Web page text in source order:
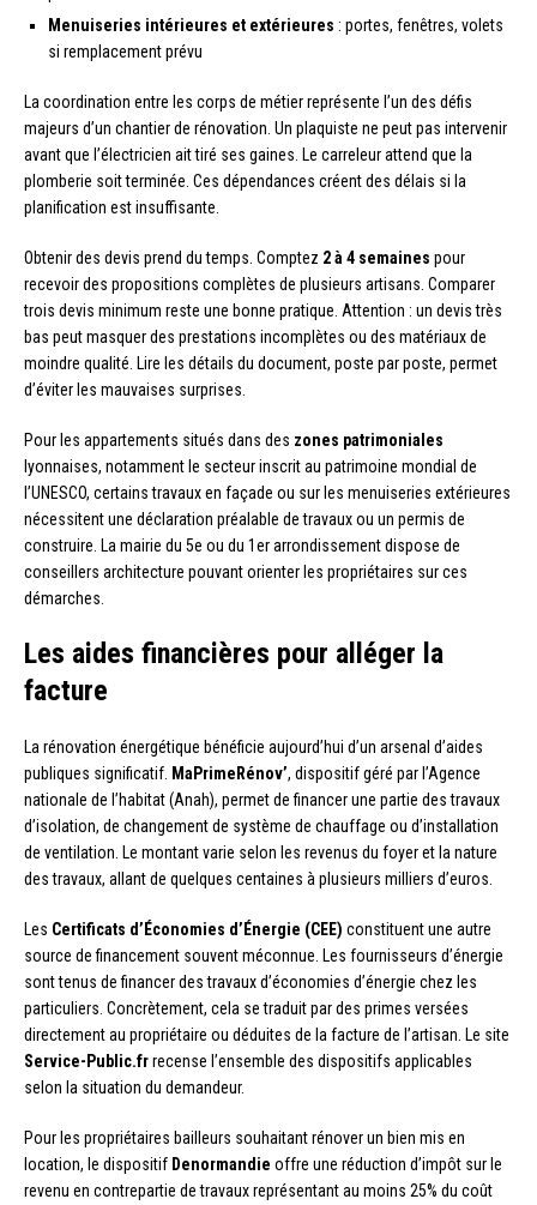
Menuiseries intérieures et extérieures : portes, fenêtres, volets
si remplacement prévu
La coordination entre les corps de métier représente l’un des défis
majeurs d’un chantier de rénovation. Un plaquiste ne peut pas intervenir
avant que l’électricien ait tiré ses gaines. Le carreleur attend que la
plomberie soit terminée. Ces dépendances créent des délais si la
planification est insuffisante.
Obtenir des devis prend du temps. Comptez 2 à 4 semaines pour
recevoir des propositions complètes de plusieurs artisans. Comparer
trois devis minimum reste une bonne pratique. Attention : un devis très
bas peut masquer des prestations incomplètes ou des matériaux de
moindre qualité. Lire les détails du document, poste par poste, permet
d’éviter les mauvaises surprises.
Pour les appartements situés dans des zones patrimoniales
lyonnaises, notamment le secteur inscrit au patrimoine mondial de
l’UNESCO, certains travaux en façade ou sur les menuiseries extérieures
nécessitent une déclaration préalable de travaux ou un permis de
construire. La mairie du 5e ou du 1er arrondissement dispose de
conseillers architecture pouvant orienter les propriétaires sur ces
démarches.
Les aides financières pour alléger la
facture
La rénovation énergétique bénéficie aujourd’hui d’un arsenal d’aides
publiques significatif. MaPrimeRénov’, dispositif géré par l’Agence
nationale de l’habitat (Anah), permet de financer une partie des travaux
d’isolation, de changement de système de chauffage ou d’installation
de ventilation. Le montant varie selon les revenus du foyer et la nature
des travaux, allant de quelques centaines à plusieurs milliers d’euros.
Les Certificats d’Économies d’Énergie (CEE) constituent une autre
source de financement souvent méconnue. Les fournisseurs d’énergie
sont tenus de financer des travaux d’économies d’énergie chez les
particuliers. Concrètement, cela se traduit par des primes versées
directement au propriétaire ou déduites de la facture de l’artisan. Le site
Service-Public.frrecense l’ensemble des dispositifs applicables
selon la situation du demandeur.
Pour les propriétaires bailleurs souhaitant rénover un bien mis en
location, le dispositif Denormandie offre une réduction d’impôt sur le
revenu en contrepartie de travaux représentant au moins 25% du coût